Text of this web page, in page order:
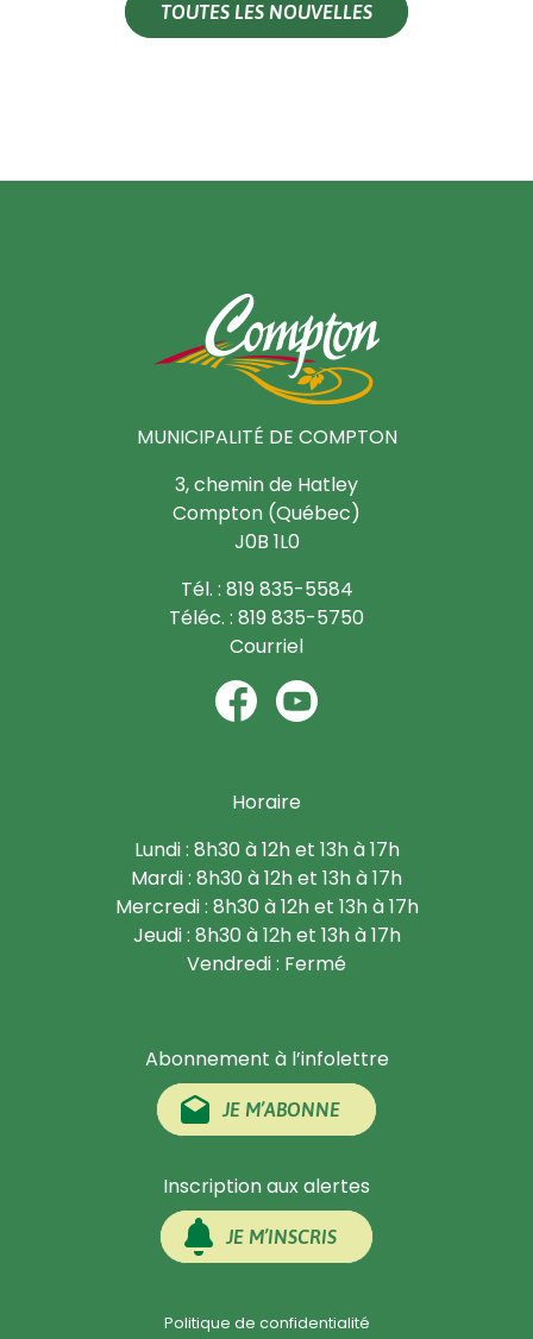
TOUTES LES NOUVELLES
MUNICIPALITÉ DE COMPTON
3, chemin de Hatley
Compton (Québec)
J0B 1L0
Tél. : 819 835-5584
Téléc. : 819 835-5750
Courriel
Horaire
Lundi : 8h30 à 12h et 13h à 17h
Mardi : 8h30 à 12h et 13h à 17h
Mercredi : 8h30 à 12h et 13h à 17h
Jeudi : 8h30 à 12h et 13h à 17h
Vendredi : Fermé
Abonnement à l’infolettre
JE M’ABONNE
Inscription aux alertes
JE M’INSCRIS
Politique de confidentialité